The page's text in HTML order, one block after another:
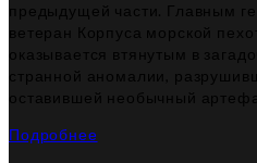
предыдущей части. Главным
ветеран Корпуса морской
оказывается втянутым в
странной аномалии,
оставившей необычный
Подробнее